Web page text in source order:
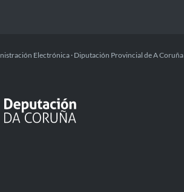
Electrónica · Diputación Provincial de A Coruña